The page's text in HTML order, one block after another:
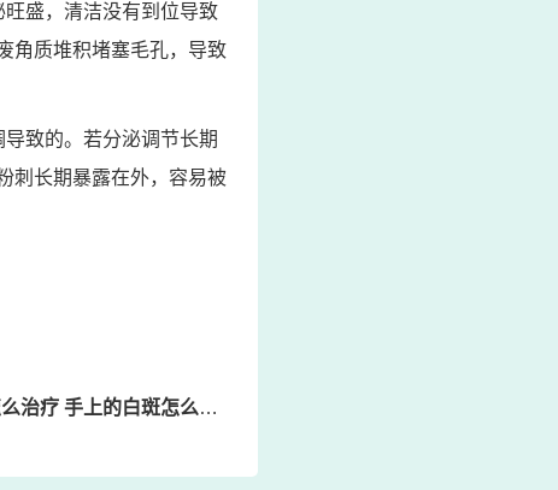
盛，清洁没有到位导致
角质堆积堵塞毛孔，导致
致的。若分泌调节长期
刺长期暴露在外，容易被
疗 手上的白斑怎么治疗